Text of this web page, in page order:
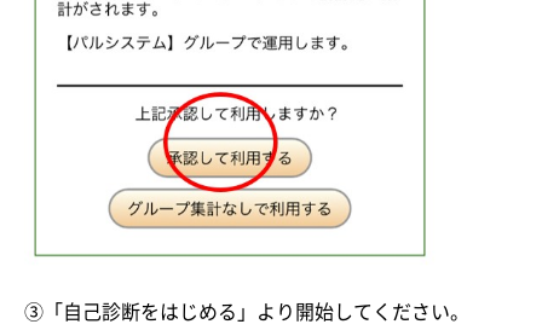
③「自己診断をはじめる」より開始してください。